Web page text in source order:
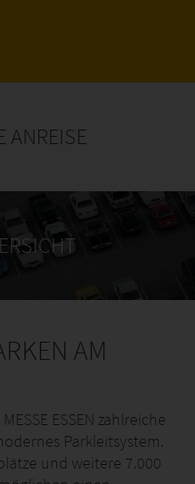
ANREISE
AM
ESSEN zahlreiche
Parkleitsystem.
und weitere 7.000